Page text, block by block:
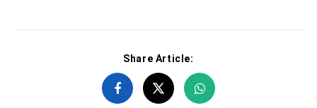
Share Article: